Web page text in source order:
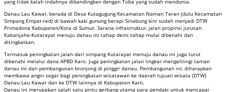
Danau Lau Kawar, berada di Desa Kutagugung Kecamatan Naman Teran (dulu Kecamatan
Simpang Empat-red) di bawah kaki gunung berapi Sinabung kini sudah menjadi DTW
Primadona Kabupaten/Kota di Sumut. Sarana infrastruktur, jalan propinsi jurusan
Kabanjahe-Kutarayat menuju danau ini tahap demi tahap mulai dibenahi dan
ditingkatkan.
Termasuk peningkatan jalan dari simpang Kutarayat menuju danau ini juga turut
dibenahi melalui dana APBD Karo. Juga peningkatan jalan lingkar mengelilingi taman
danau ini dan pembangunan bronjong di pinggir danau. Pembangunan ini, diharapkan
membawa angin segar bagi peningkatan wisatawan ke daerah tujuan wisata (DTW)
Danau Lau Kawar dan ke DTW lainnya di Kabupaten Karo.
Danau ini merupakan salah satu pintu gerbang utama para pendaki untuk mencapai